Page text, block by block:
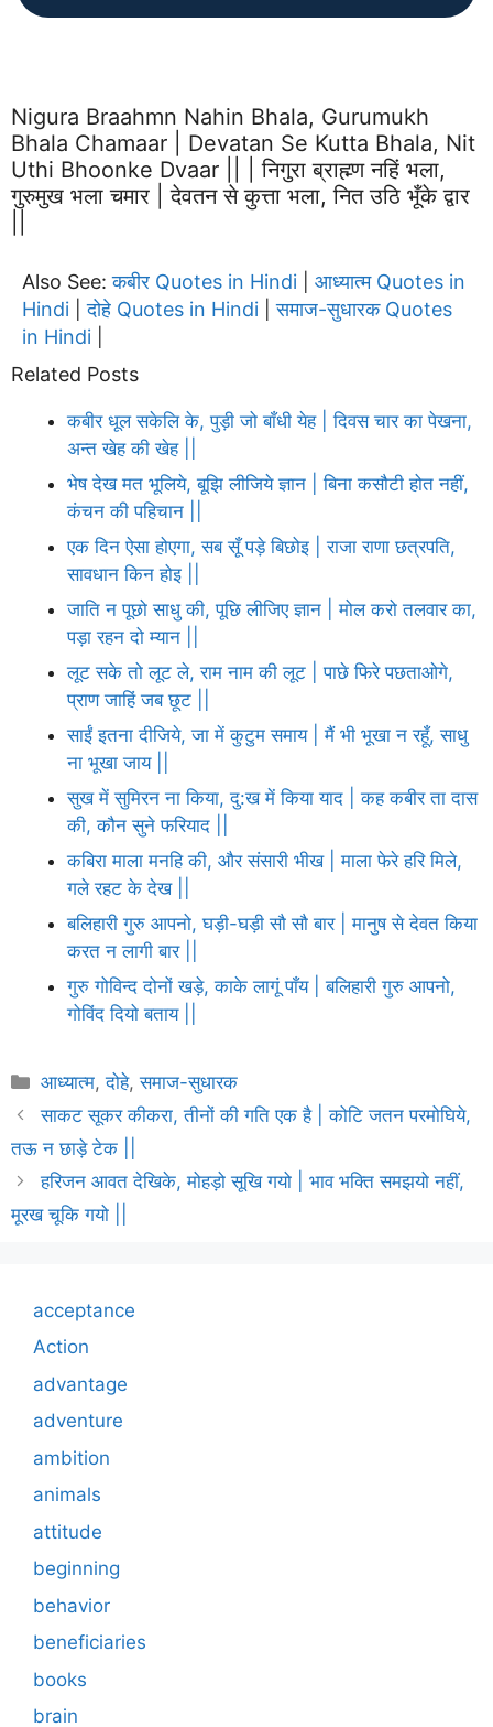
Nigura Braahmn Nahin Bhala, Gurumukh
Bhala Chamaar | Devatan Se Kutta Bhala, Nit
Uthi Bhoonke Dvaar || | निगुरा ब्राह्म्ण नहिं भला,
गुरुमुख भला चमार | देवतन से कुत्ता भला, नित उठि भूँके द्वार
Also See:कबीर Quotes in Hindi
आध्यात्म Quotes in
Hindi |दोहे Quotes in Hindi |समाज-सुधारक Quotes
in Hindi
Related Posts
कबीर धूल सकेलि के, पुड़ी जो बाँधी येह | दिवस चार का पेखना,
अन्त खेह की खेह ||
भेष देख मत भूलिये, बूझि लीजिये ज्ञान | बिना कसौटी होत नहीं,
कंचन की पहिचान ||
एक दिन ऐसा होएगा, सब सूँ पड़े बिछोइ | राजा राणा छत्रपति,
सावधान किन होइ ||
जाति न पूछो साधु की, पूछि लीजिए ज्ञान | मोल करो तलवार का,
पड़ा रहन दो म्यान ||
लूट सके तो लूट ले, राम नाम की लूट | पाछे फिरे पछताओगे,
प्राण जाहिं जब छूट ||
साईं इतना दीजिये, जा में कुटुम समाय | मैं भी भूखा न रहूँ, साधु
ना भूखा जाय ||
सुख में सुमिरन ना किया, दु:ख में किया याद | कह कबीर ता दास
की, कौन सुने फरियाद ||
कबिरा माला मनहि की, और संसारी भीख | माला फेरे हरि मिले,
गले रहट के देख ||
बलिहारी गुरु आपनो, घड़ी-घड़ी सौ सौ बार | मानुष से देवत किया
करत न लागी बार ||
गुरु गोविन्द दोनों खड़े, काके लागूं पाँय | बलिहारी गुरु आपनो,
गोविंद दियो बताय ||
Categories
आध्यात्म,दोहे,समाज-सुधारक
साकट सूकर कीकरा, तीनों की गति एक है | कोटि जतन परमोघिये,
तऊ न छाड़े टेक ||
हरिजन आवत देखिके, मोहड़ो सूखि गयो | भाव भक्ति समझयो नहीं,
मूरख चूकि गयो ||
acceptance
Action
advantage
adventure
ambition
animals
attitude
beginning
behavior
beneficiaries
books
brain